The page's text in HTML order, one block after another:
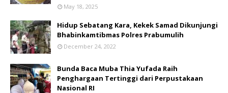
May 18, 2025
Hidup Sebatang Kara, Kekek Samad Dikunjungi
Bhabinkamtibmas Polres Prabumulih
December 24, 2022
Bunda Baca Muba Thia Yufada Raih
Penghargaan Tertinggi dari Perpustakaan
Nasional RI